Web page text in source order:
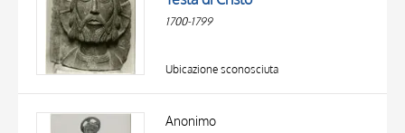
1700-1799
Ubicazione sconosciuta
Anonimo